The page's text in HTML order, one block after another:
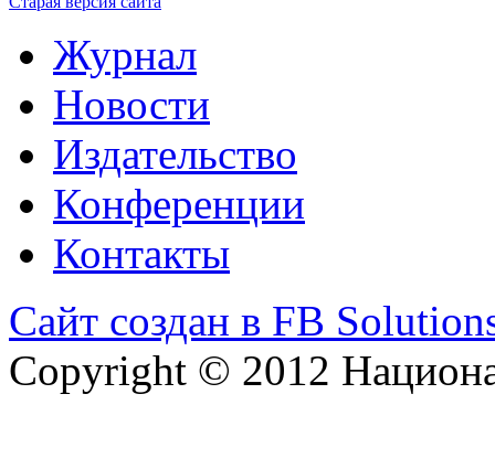
Журнал
Новости
Издательство
Конференции
Контакты
Сайт создан в FB
Copyright © 2012